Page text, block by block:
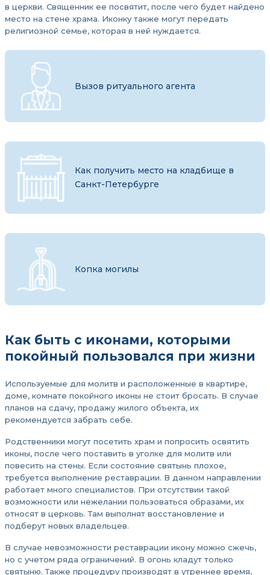
в церкви. Священник ее посвятит, после чего будет найдено
место на стене храма. Иконку также могут передать
религиозной семье, которая в ней нуждается.
Вызов ритуального агента
Как получить место на кладбище в
Санкт-Петербурге
Копка могилы
Как быть с иконами, которыми
покойный пользовался при жизни
Используемые для молитв и расположенные в квартире,
доме, комнате покойного иконы не стоит бросать. В случае
планов на сдачу, продажу жилого объекта, их
рекомендуется забрать себе.
Родственники могут посетить храм и попросить освятить
иконы, после чего поставить в уголке для молитв или
повесить на стены. Если состояние святынь плохое,
требуется выполнение реставрации. В данном направлении
работает много специалистов. При отсутствии такой
возможности или нежелании пользоваться образами, их
относят в церковь. Там выполнят восстановление и
подберут новых владельцев.
В случае невозможности реставрации икону можно сжечь,
но с учетом ряда ограничений. В огонь кладут только
святыню. Также процедуру производят в утреннее время,